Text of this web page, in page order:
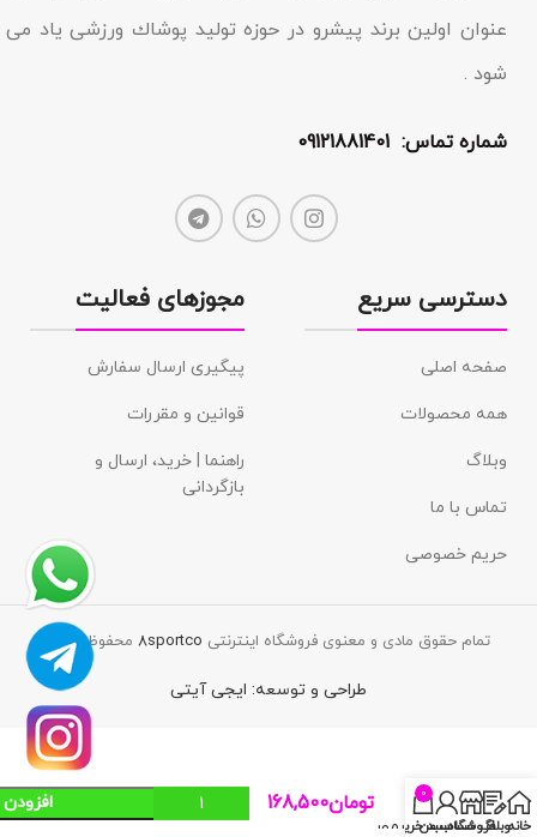
عنوان اولین برند پیشرو در حوزه تولید پوشاك ورزشی یاد مى
شود .
شماره تماس: 09121881401
دسترسی سریع
صفحه اصلی
همه محصولات
وبلاگ
تماس با ما
حریم خصوصی
مجوزهای فعالیت
پیگیری ارسال سفارش
قوانین و مقررات
راهنما | خرید، ارسال و
بازگردانی
تمام حقوق مادی و معنوی فروشگاه اینترنتی 8sportcoمحفوظ است.
طراحی و توسعه: ایجی آیتی
بیگ
سایز
آندرآرمور
تومان168,500
خانهوبلاگفروشگاه
حساب من
0
سبد خرید